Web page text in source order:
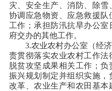
灾、安全生产、消防、除
协调应急物资、应急救援
工作；承担防汛抗旱办公
府交办的其他工作。
3.农业农村办公室（经
责贯彻落实农业农村工作法
脱贫攻坚成果相关工作；
振兴规划制定并组织实施
改革、农业生产和农田基